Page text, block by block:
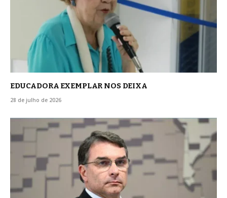
EDUCADORA EXEMPLAR NOS DEIXA
28 de julho de 2026